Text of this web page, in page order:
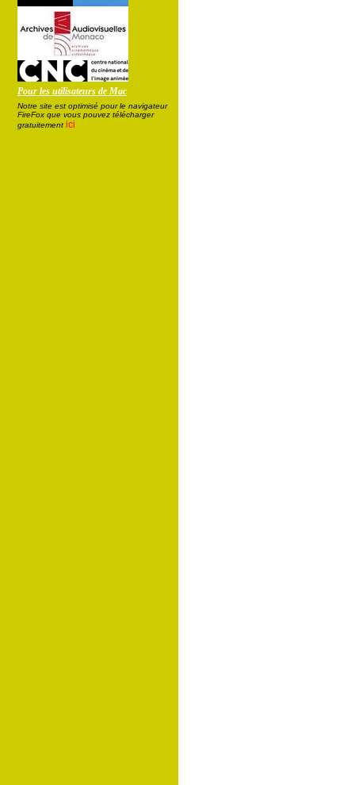
Pour les utilisateurs de Mac
Notre site est optimisé pour le navigateur
FireFox que vous pouvez télécharger
gratuitement ici